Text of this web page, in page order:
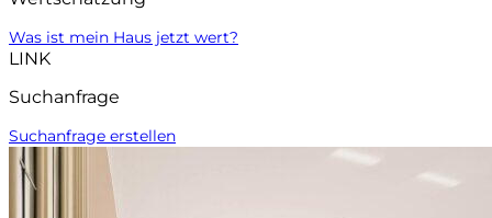
Was ist mein Haus jetzt wert?
LINK
Suchanfrage
Suchanfrage erstellen